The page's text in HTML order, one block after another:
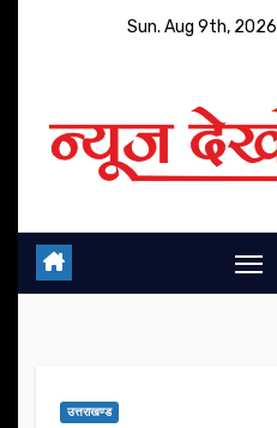
Sun. Aug 9th, 2026
उत्तराखण्ड